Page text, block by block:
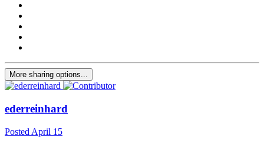
More sharing options...
ederreinhard
Posted April 15